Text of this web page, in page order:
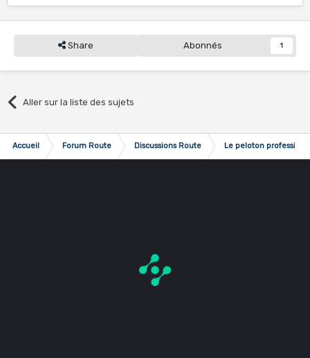
Share Abonnés 1
Aller sur la liste des sujets
Accueil Forum Route Discussions Route Le peloton